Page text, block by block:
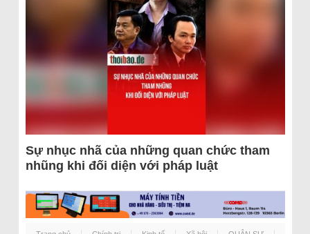
Sự nhục nhã của những quan chức tham
nhũng khi đối diện với pháp luật